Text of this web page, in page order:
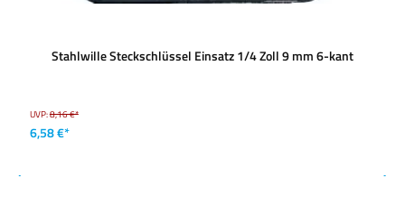
Stahlwille Steckschlüssel Einsatz 1/4 Zoll 9 mm 6-kant
UVP:8,16 €*
6,58 €*